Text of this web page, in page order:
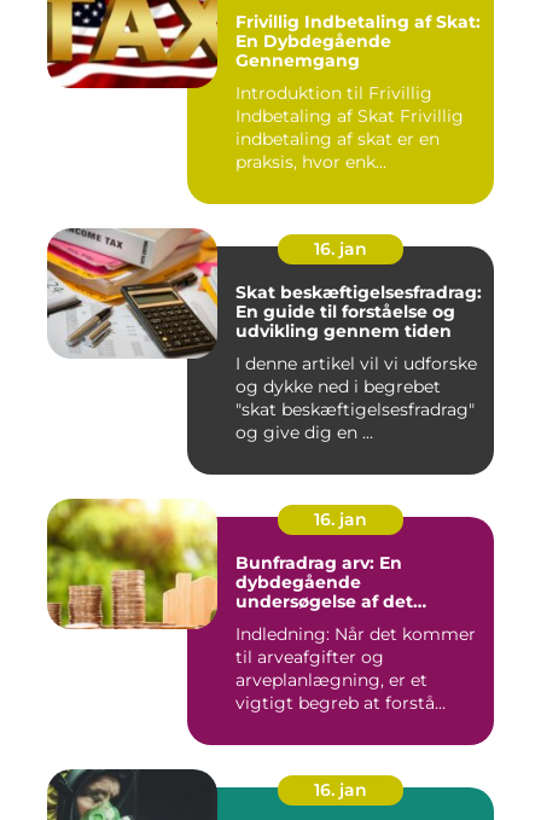
Frivillig Indbetaling af Skat:
En Dybdegående
Gennemgang
Introduktion til Frivillig
Indbetaling af Skat Frivillig
indbetaling af skat er en
praksis, hvor enk...
16. jan
Skat beskæftigelsesfradrag:
En guide til forståelse og
udvikling gennem tiden
I denne artikel vil vi udforske
og dykke ned i begrebet
"skat beskæftigelsesfradrag"
og give dig en ...
16. jan
Bunfradrag arv: En
dybdegående
undersøgelse af det
Indledning: Når det kommer
til arveafgifter og
arveplanlægning, er et
vigtigt begreb at forstå
16. jan